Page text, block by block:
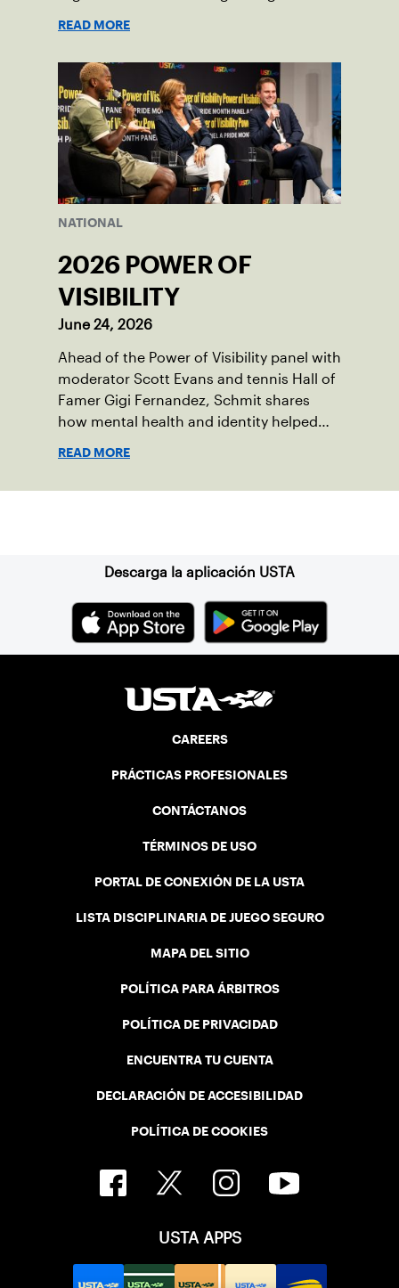
READ MORE
NATIONAL
2026 POWER OF
VISIBILITY
June 24, 2026
Ahead of the Power of Visibility panel with
moderator Scott Evans and tennis Hall of
Famer Gigi Fernandez, Schmit shares
how mental health and identity helped
READ MORE
Descarga la aplicación USTA
CAREERS
PRÁCTICAS PROFESIONALES
CONTÁCTANOS
TÉRMINOS DE USO
PORTAL DE CONEXIÓN DE LA USTA
LISTA DISCIPLINARIA DE JUEGO SEGURO
MAPA DEL SITIO
POLÍTICA PARA ÁRBITROS
POLÍTICA DE PRIVACIDAD
ENCUENTRA TU CUENTA
DECLARACIÓN DE ACCESIBILIDAD
POLÍTICA DE COOKIES
USTA APPS